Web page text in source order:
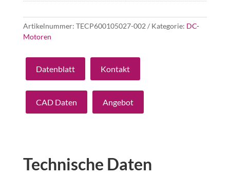
Artikelnummer: TECP600105027-002 Kategorie: DC-
Motoren
Datenblatt Kontakt
CAD Daten Angebot
Technische Daten